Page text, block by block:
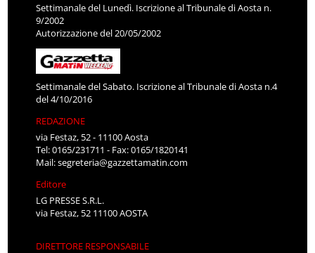
Settimanale del Lunedì. Iscrizione al Tribunale di Aosta n.
9/2002
Autorizzazione del 20/05/2002
Settimanale del Sabato. Iscrizione al Tribunale di Aosta n.4
del 4/10/2016
REDAZIONE
via Festaz, 52 - 11100 Aosta
Tel: 0165/231711 - Fax: 0165/1820141
Mail:segreteria@gazzettamatin.com
Editore
LG PRESSE S.R.L.
via Festaz, 52 11100 AOSTA
DIRETTORE RESPONSABILE